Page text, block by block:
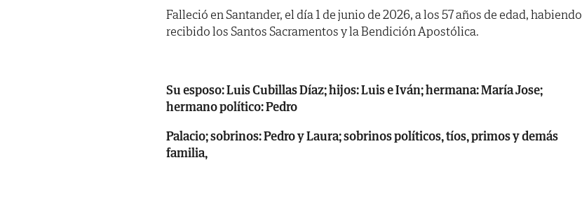
Falleció en Santander, el día 1 de junio de 2026, a los 57 años de edad, habiendo
recibido los Santos Sacramentos y la Bendición Apostólica.
Su esposo: Luis Cubillas Díaz; hijos: Luis e Iván; hermana: María Jose;
hermano político: Pedro
Palacio; sobrinos: Pedro y Laura; sobrinos políticos, tíos, primos y demás
familia,